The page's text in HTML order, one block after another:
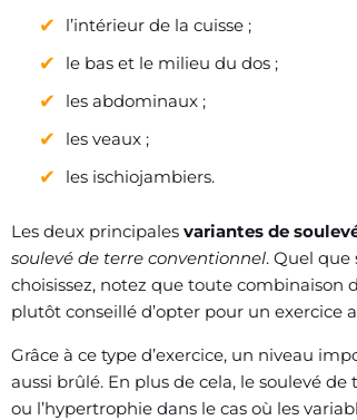
l’intérieur de la cuisse ;
le bas et le milieu du dos ;
les abdominaux ;
les veaux ;
les ischiojambiers.
Les deux principales variantes de
soulevé de terre conventionnel. Quel que
choisissez, notez que toute combinaison
plutôt conseillé d’opter pour un exercice
Grâce à ce type d’exercice, un niveau
aussi brûlé. En plus de cela, le soulevé
ou l’hypertrophie dans le cas où les